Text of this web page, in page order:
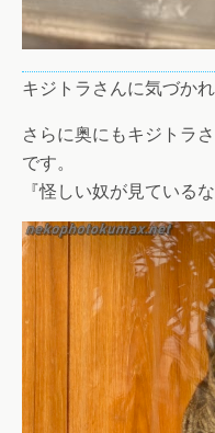
キジトラさんに気づか
さらに奥にもキジトラ
です。
『怪しい奴が見ているな